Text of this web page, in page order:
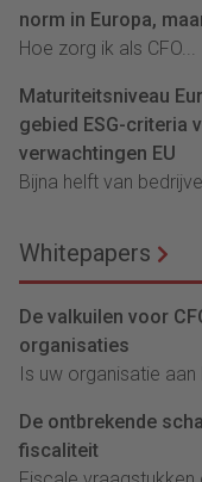
norm in Europa,
Hoe zorg ik als CFO...
Maturiteitsniveau
gebied ESG-criteria
verwachtingen EU
Bijna helft van
Whitepapers
De valkuilen voor
organisaties
Is uw organisatie aan
De ontbrekende
fiscaliteit